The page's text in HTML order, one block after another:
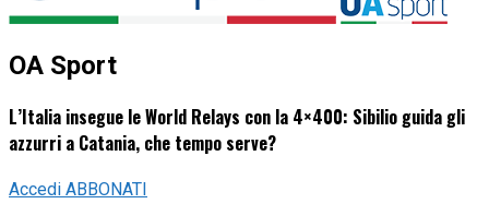
OA Sport
L’Italia insegue le World Relays con la 4×400: Sibilio guida gli
azzurri a Catania, che tempo serve?
Accedi ABBONATI